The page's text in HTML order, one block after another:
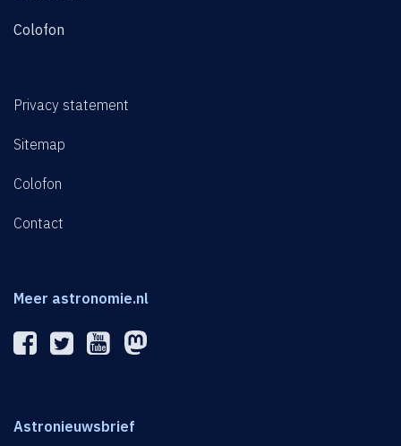
Colofon
Privacy statement
Sitemap
Colofon
Contact
Meer astronomie.nl
Astronieuwsbrief